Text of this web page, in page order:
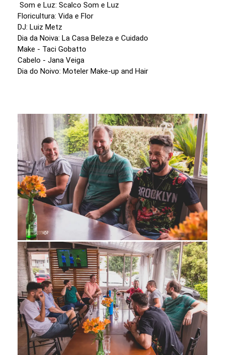
Som e Luz: Scalco Som e Luz
Floricultura: Vida e Flor
DJ: Luiz Metz
Dia da Noiva: La Casa Beleza e Cuidado
Make - Taci Gobatto
Cabelo - Jana Veiga
Dia do Noivo: Moteler Make-up and Hair